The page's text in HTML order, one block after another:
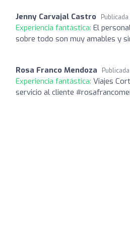
Jenny Carvajal Castro Publicada
Experiencia fantástica: El
sobre todo son muy amables y
Rosa Franco Mendoza
Experiencia fantástica: Viajes
servicio al cliente